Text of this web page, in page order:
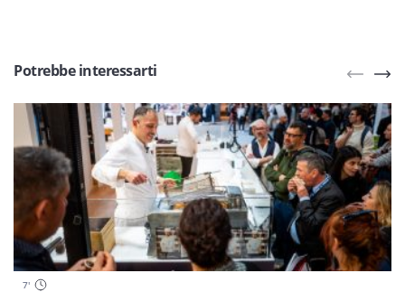
Potrebbe interessarti
7'